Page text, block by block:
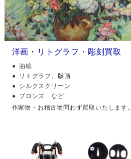
洋画・リトグラフ・彫刻買取
油絵
リトグラフ、版画
シルクスクリーン
ブロンズ など
作家物・お稽古物問わず買取いたします。